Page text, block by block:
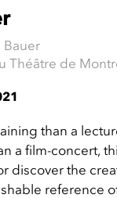
Bauer
Théâtre de
than a
a film-concert,
discover the
reference